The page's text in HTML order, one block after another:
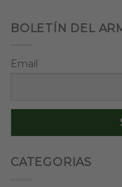
BOLETÍN DEL
Email
CATEGORIAS